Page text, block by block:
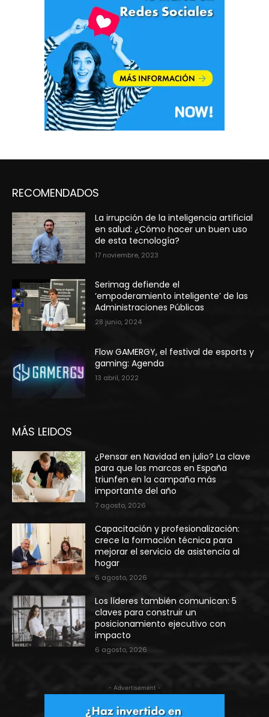
RECOMENDADOS
La irrupción de la inteligencia artificial
en salud: ¿Cómo hacer un buen uso
de esta tecnología?
17 noviembre, 2023
Serimag defiende el
‘empoderamiento inteligente’ de las
Administraciones Públicas
28 junio, 2024
Flow GAMERGY, el festival de esports y
gaming: Agenda
13 abril, 2022
MÁS LEIDOS
¿Pensar en Navidad en julio? La clave
para que las marcas en España
triunfen en la campaña más
importante del año
7 agosto, 2026
Capacitación y profesionalización:
crece la formación técnica para
mejorar el servicio de asistencia al
hogar
6 agosto, 2026
Los líderes también comunican: 5
claves para construir un
posicionamiento ejecutivo con
impacto
6 agosto, 2026
- Advertisement -